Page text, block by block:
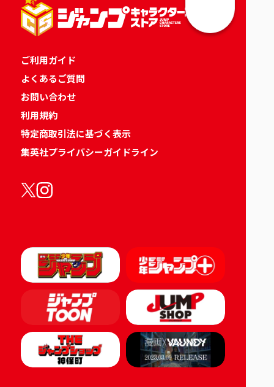
ご利用ガイド
よくあるご質問
お問い合わせ
利用規約
特定商取引法に基づく表示
集英社プライバシーガイドライン